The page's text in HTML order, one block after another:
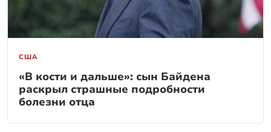
США
«В кости и дальше»: сын Байдена
раскрыл страшные подробности
болезни отца